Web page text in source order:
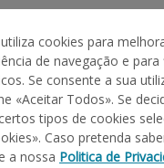
Outras Ajudas
Crédito
Legislação
cookies para
de navegação e para
Se consente a sua
«Aceitar Todos». Se
tipos de cookies
Caso pretenda
a nossa Politica de